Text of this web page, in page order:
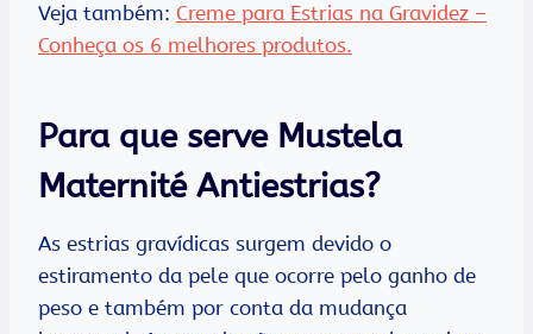
Veja também: Creme para Estrias na Gravidez –
Conheça os 6 melhores produtos.
Para que serve Mustela
Maternité Antiestrias?
As estrias gravídicas surgem devido o
estiramento da pele que ocorre pelo ganho de
peso e também por conta da mudança